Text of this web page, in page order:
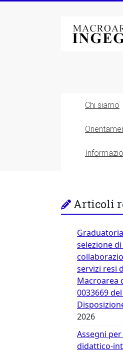
di
degli
Studi
Tor
Vergata
Chi siamo
Articoli
selezione
servizi resi
Macroarea
0033669
2026
Assegni
didattico-